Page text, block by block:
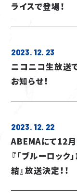
ライスで登場！
2023. 12. 23
ニコニコ生放送
お知らせ！
2023. 12. 22
ABEMAにて12
『「ブルーロッ
結』放送決定！！